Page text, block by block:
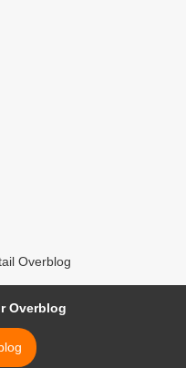
Overblog
Overblog